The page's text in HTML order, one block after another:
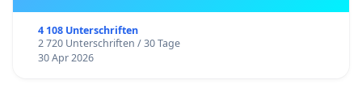
4 108 Unterschriften
2 720 Unterschriften / 30 Tage
30 Apr 2026